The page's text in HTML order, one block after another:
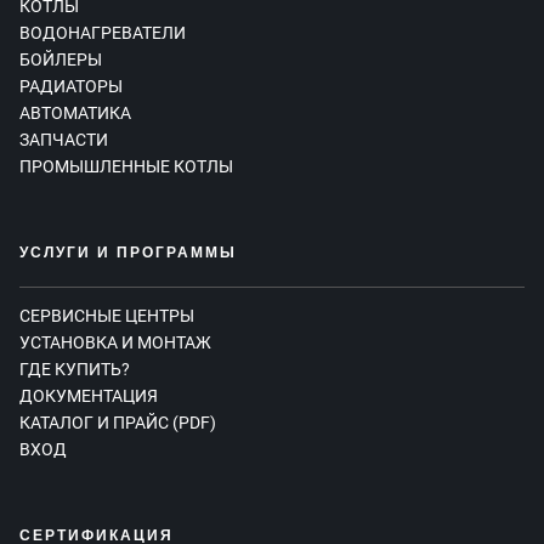
КОТЛЫ
ВОДОНАГРЕВАТЕЛИ
БОЙЛЕРЫ
РАДИАТОРЫ
АВТОМАТИКА
ЗАПЧАСТИ
ПРОМЫШЛЕННЫЕ КОТЛЫ
УСЛУГИ И ПРОГРАММЫ
СЕРВИСНЫЕ ЦЕНТРЫ
УСТАНОВКА И МОНТАЖ
ГДЕ КУПИТЬ?
ДОКУМЕНТАЦИЯ
КАТАЛОГ И ПРАЙС (PDF)
ВХОД
СЕРТИФИКАЦИЯ